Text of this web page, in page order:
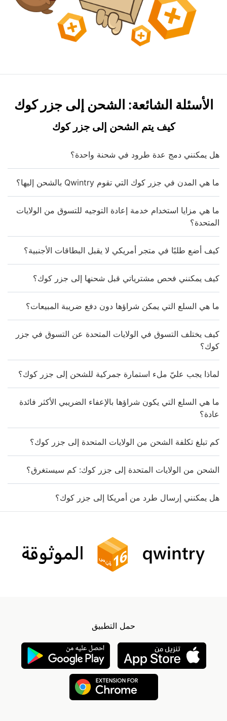
الأسئلة الشائعة: الشحن إلى جزر كوك
كيف يتم الشحن إلى جزر كوك
هل يمكنني دمج عدة طرود في شحنة واحدة؟
ما هي المدن في جزر كوك التي تقوم Qwintry بالشحن إليها؟
ما هي مزايا استخدام خدمة إعادة التوجيه للتسوق من الولايات
المتحدة؟
كيف أضع طلبًا في متجر أمريكي لا يقبل البطاقات الأجنبية؟
كيف يمكنني فحص مشترياتي قبل شحنها إلى جزر كوك؟
ما هي السلع التي يمكن شراؤها دون دفع ضريبة المبيعات؟
كيف يختلف التسوق في الولايات المتحدة عن التسوق في جزر
كوك؟
لماذا يجب عليّ ملء استمارة جمركية للشحن إلى جزر كوك؟
ما هي السلع التي يكون شراؤها بالإعفاء الضريبي الأكثر فائدة
عادة؟
كم تبلغ تكلفة الشحن من الولايات المتحدة إلى جزر كوك؟
الشحن من الولايات المتحدة إلى جزر كوك: كم سيستغرق؟
هل يمكنني إرسال طرد من أمريكا إلى جزر كوك؟
حمل التطبيق